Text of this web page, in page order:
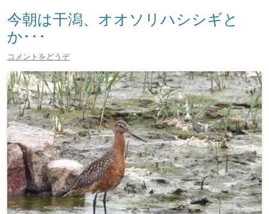
今朝は干潟、オオソリハシシギと
か･･･
コメントをどうぞ